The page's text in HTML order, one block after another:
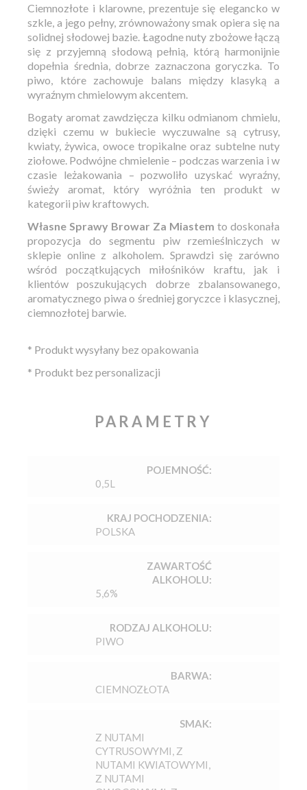
Ciemnozłote i klarowne, prezentuje się elegancko w
szkle, a jego pełny, zrównoważony smak opiera się na
solidnej słodowej bazie. Łagodne nuty zbożowe łączą
się z przyjemną słodową pełnią, którą harmonijnie
dopełnia średnia, dobrze zaznaczona goryczka. To
piwo, które zachowuje balans między klasyką a
wyraźnym chmielowym akcentem.
Bogaty aromat zawdzięcza kilku odmianom chmielu,
dzięki czemu w bukiecie wyczuwalne są cytrusy,
kwiaty, żywica, owoce tropikalne oraz subtelne nuty
ziołowe. Podwójne chmielenie – podczas warzenia i w
czasie leżakowania – pozwoliło uzyskać wyraźny,
świeży aromat, który wyróżnia ten produkt w
kategorii piw kraftowych.
Własne Sprawy Browar Za Miastem to doskonała
propozycja do segmentu piw rzemieślniczych w
sklepie online z alkoholem. Sprawdzi się zarówno
wśród początkujących miłośników kraftu, jak i
klientów poszukujących dobrze zbalansowanego,
aromatycznego piwa o średniej goryczce i klasycznej,
ciemnozłotej barwie.
* Produkt wysyłany bez opakowania
* Produkt bez personalizacji
PARAMETRY
POJEMNOŚĆ:
0,5L
KRAJ POCHODZENIA:
POLSKA
ZAWARTOŚĆ
ALKOHOLU:
5,6%
RODZAJ ALKOHOLU:
PIWO
BARWA:
CIEMNOZŁOTA
SMAK:
Z NUTAMI
CYTRUSOWYMI, Z
NUTAMI KWIATOWYMI,
Z NUTAMI